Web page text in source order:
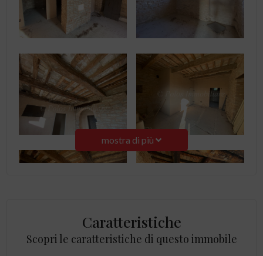
mostra di più
Caratteristiche
Scopri le caratteristiche di questo immobile